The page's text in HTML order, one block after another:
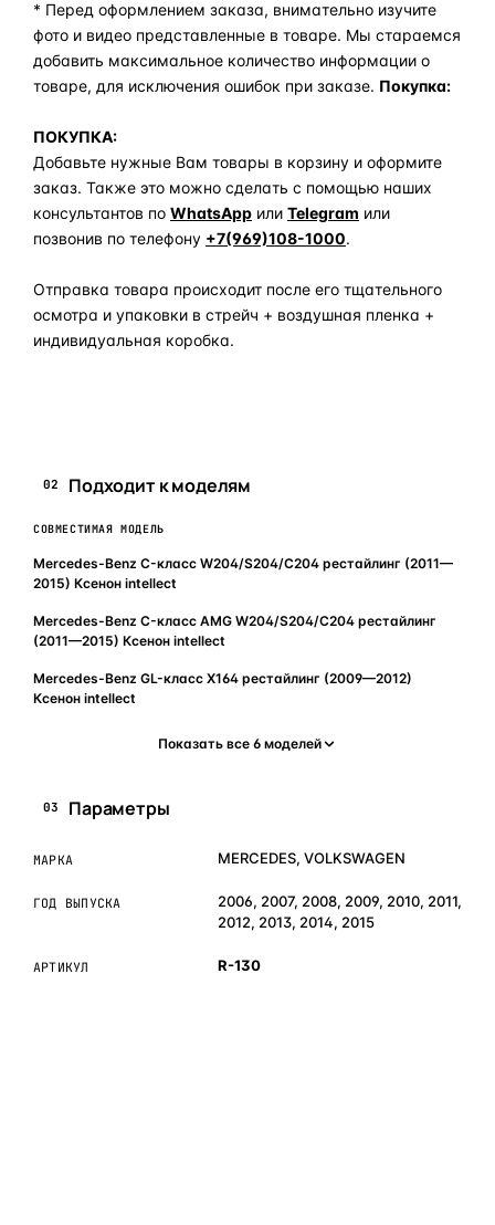
* Перед оформлением заказа, внимательно изучите
фото и видео представленные в товаре. Мы стараемся
добавить максимальное количество информации о
товаре, для исключения ошибок при заказе. Покупка:
ПОКУПКА:
Добавьте нужные Вам товары в корзину и оформите
заказ. Также это можно сделать с помощью наших
консультантов по WhatsApp или Telegram или
позвонив по телефону +7(969)108-1000.
Отправка товара происходит после его тщательного
осмотра и упаковки в стрейч + воздушная пленка +
индивидуальная коробка.
02 Подходит к моделям
СОВМЕСТИМАЯ МОДЕЛЬ
Mercedes-Benz C-класс W204/S204/С204 рестайлинг (2011—
2015) Ксенон intellect
Mercedes-Benz C-класс AMG W204/S204/С204 рестайлинг
(2011—2015) Ксенон intellect
Mercedes-Benz GL-класс X164 рестайлинг (2009—2012)
Ксенон intellect
Показать все 6 моделей
03 Параметры
МАРКА MERCEDES, VOLKSWAGEN
ГОД ВЫПУСКА
2006, 2007, 2008, 2009, 2010, 2011,
2012, 2013, 2014, 2015
АРТИКУЛ R-130